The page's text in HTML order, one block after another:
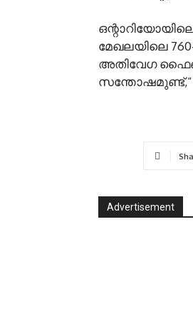
മേഖലയിലെ
അതിവേഗ
സന്തോഷമുണ്ട്,”
Advertisement